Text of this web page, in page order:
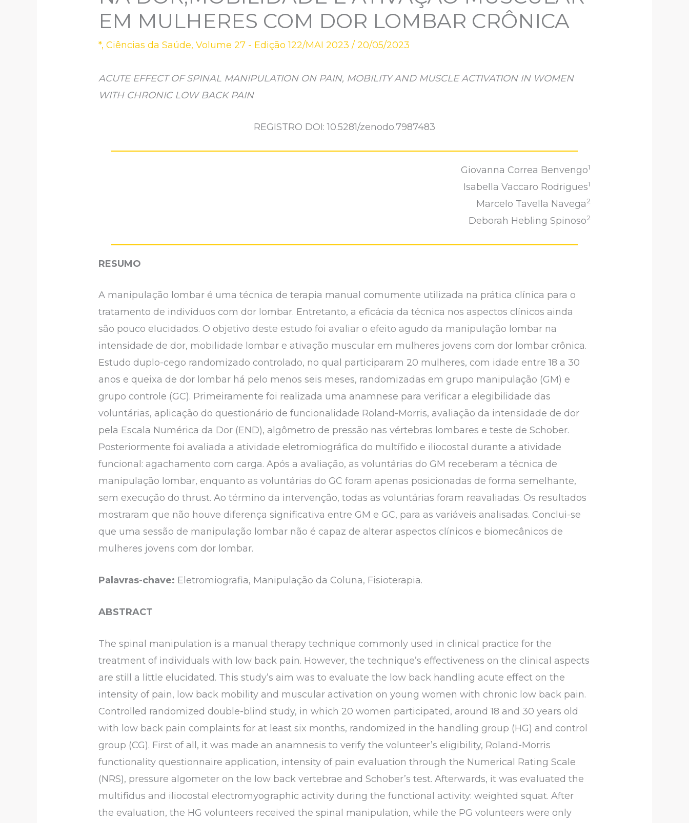
EM MULHERES COM DOR LOMBAR CRÔNICA
*,Ciências da Saúde,Volume 27 - Edição 122/MAI 2023 /20/05/2023
ACUTE EFFECT OF SPINAL MANIPULATION ON PAIN, MOBILITY AND MUSCLE ACTIVATION IN WOMEN
WITH CHRONIC LOW BACK PAIN
REGISTRO DOI: 10.5281/zenodo.7987483
Giovanna Correa Benvengo1
Isabella Vaccaro Rodrigues1
Marcelo Tavella Navega2
Deborah Hebling Spinoso2
RESUMO
A manipulação lombar é uma técnica de terapia manual comumente utilizada na prática clínica para o
tratamento de indivíduos com dor lombar. Entretanto, a eficácia da técnica nos aspectos clínicos ainda
são pouco elucidados. O objetivo deste estudo foi avaliar o efeito agudo da manipulação lombar na
intensidade de dor, mobilidade lombar e ativação muscular em mulheres jovens com dor lombar crônica.
Estudo duplo-cego randomizado controlado, no qual participaram 20 mulheres, com idade entre 18 a 30
anos e queixa de dor lombar há pelo menos seis meses, randomizadas em grupo manipulação (GM) e
grupo controle (GC). Primeiramente foi realizada uma anamnese para verificar a elegibilidade das
voluntárias, aplicação do questionário de funcionalidade Roland-Morris, avaliação da intensidade de dor
pela Escala Numérica da Dor (END), algômetro de pressão nas vértebras lombares e teste de Schober.
Posteriormente foi avaliada a atividade eletromiográfica do multífido e iliocostal durante a atividade
funcional: agachamento com carga. Após a avaliação, as voluntárias do GM receberam a técnica de
manipulação lombar, enquanto as voluntárias do GC foram apenas posicionadas de forma semelhante,
sem execução do thrust. Ao término da intervenção, todas as voluntárias foram reavaliadas. Os resultados
mostraram que não houve diferença significativa entre GM e GC, para as variáveis analisadas. Conclui-se
que uma sessão de manipulação lombar não é capaz de alterar aspectos clínicos e biomecânicos de
mulheres jovens com dor lombar.
Palavras-chave: Eletromiografia, Manipulação da Coluna, Fisioterapia.
ABSTRACT
The spinal manipulation is a manual therapy technique commonly used in clinical practice for the
treatment of individuals with low back pain. However, the technique’s effectiveness on the clinical aspects
are still a little elucidated. This study’s aim was to evaluate the low back handling acute effect on the
intensity of pain, low back mobility and muscular activation on young women with chronic low back pain.
Controlled randomized double-blind study, in which 20 women participated, around 18 and 30 years old
with low back pain complaints for at least six months, randomized in the handling group (HG) and control
group (CG). First of all, it was made an anamnesis to verify the volunteer’s eligibility, Roland-Morris
functionality questionnaire application, intensity of pain evaluation through the Numerical Rating Scale
(NRS), pressure algometer on the low back vertebrae and Schober’s test. Afterwards, it was evaluated the
multifidus and iliocostal electromyographic activity during the functional activity: weighted squat. After
the evaluation, the HG volunteers received the spinal manipulation, while the PG volunteers were only